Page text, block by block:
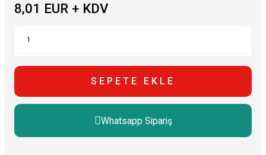
8,01 EUR + KDV
SEPETE EKLE
Whatsapp Sipariş